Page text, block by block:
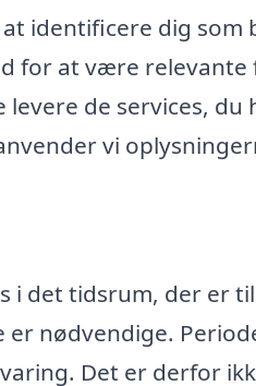
identificere dig som
for at være
levere de services,
vi
i det tidsrum, der er
er nødvendige.
Det er derfor